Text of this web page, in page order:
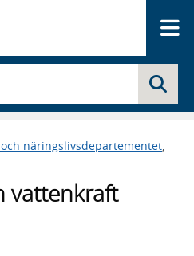
näringslivsdepartementet,
vattenkraft